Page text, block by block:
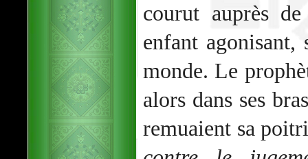
courut auprès
enfant
monde. Le
alors dans ses
remuaient sa